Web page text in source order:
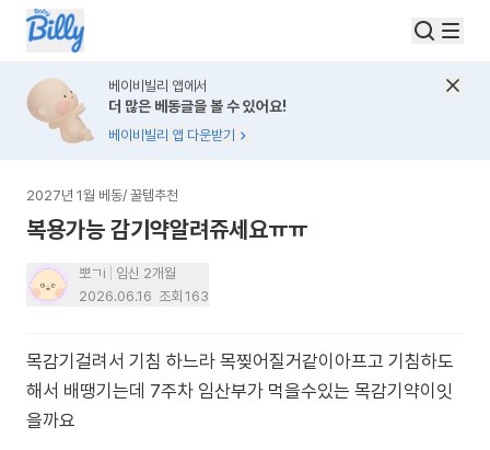
베이비빌리 앱에서
더 많은 베동글을 볼 수 있어요!
베이비빌리 앱 다운받기
2027년 1월 베동/ 꿀템추천
복용가능 감기약알려쥬세요ㅠㅠ
뽀ㄱi
임신 2개월
2026.06.16 조회 163
목감기걸려서 기침 하느라 목찢어질거같이아프고 기침하도
해서 배땡기는데 7주차 임산부가 먹을수있는 목감기약이잇
을까요